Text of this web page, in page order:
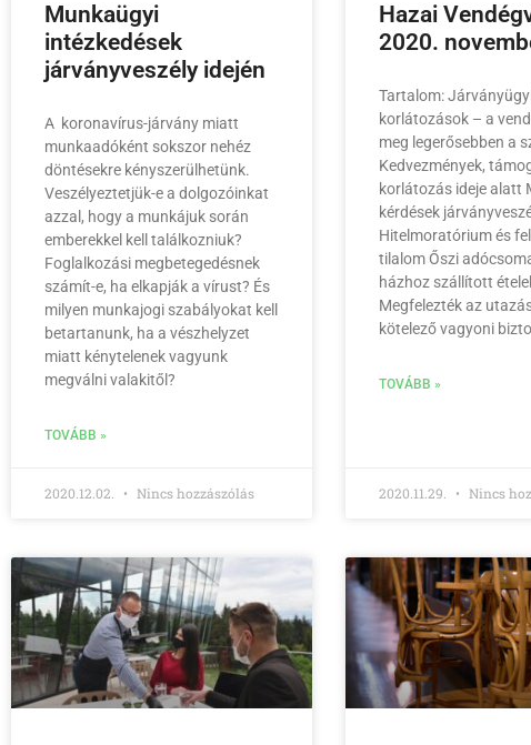
Munkaügyi
intézkedések
járványveszély idején
A koronavírus-járvány miatt
munkaadóként sokszor nehéz
döntésekre kényszerülhetünk.
Veszélyeztetjük-e a dolgozóinkat
azzal, hogy a munkájuk során
emberekkel kell találkozniuk?
Foglalkozási megbetegedésnek
számít-e, ha elkapják a vírust? És
milyen munkajogi szabályokat kell
betartanunk, ha a vészhelyzet
miatt kénytelenek vagyunk
megválni valakitől?
TOVÁBB »
2020.12.02. Nincs hozzászólás
Hazai
2020.
Tartalom:
korlátozások – a
meg legerősebben a
Kedvezmények,
korlátozás ideje alatt
kérdések
Hitelmoratórium és
tilalom Őszi
házhoz szállított
Megfelezték az
kötelező vagyoni
TOVÁBB »
2020.11.29. Nincs